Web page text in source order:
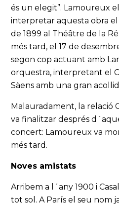
és un elegit”. Lamoureux
interpretar aquesta obra
de 1899 al Théâtre de la
més tard, el 17 de
segon cop actuant amb
orquestra, interpretant el
Säens amb una gran
Malauradament, la relació
va finalitzar després
concert: Lamoureux va
més tard.
Noves amistats
Arribem a l´any 1900 i
tot sol. A París el seu nom